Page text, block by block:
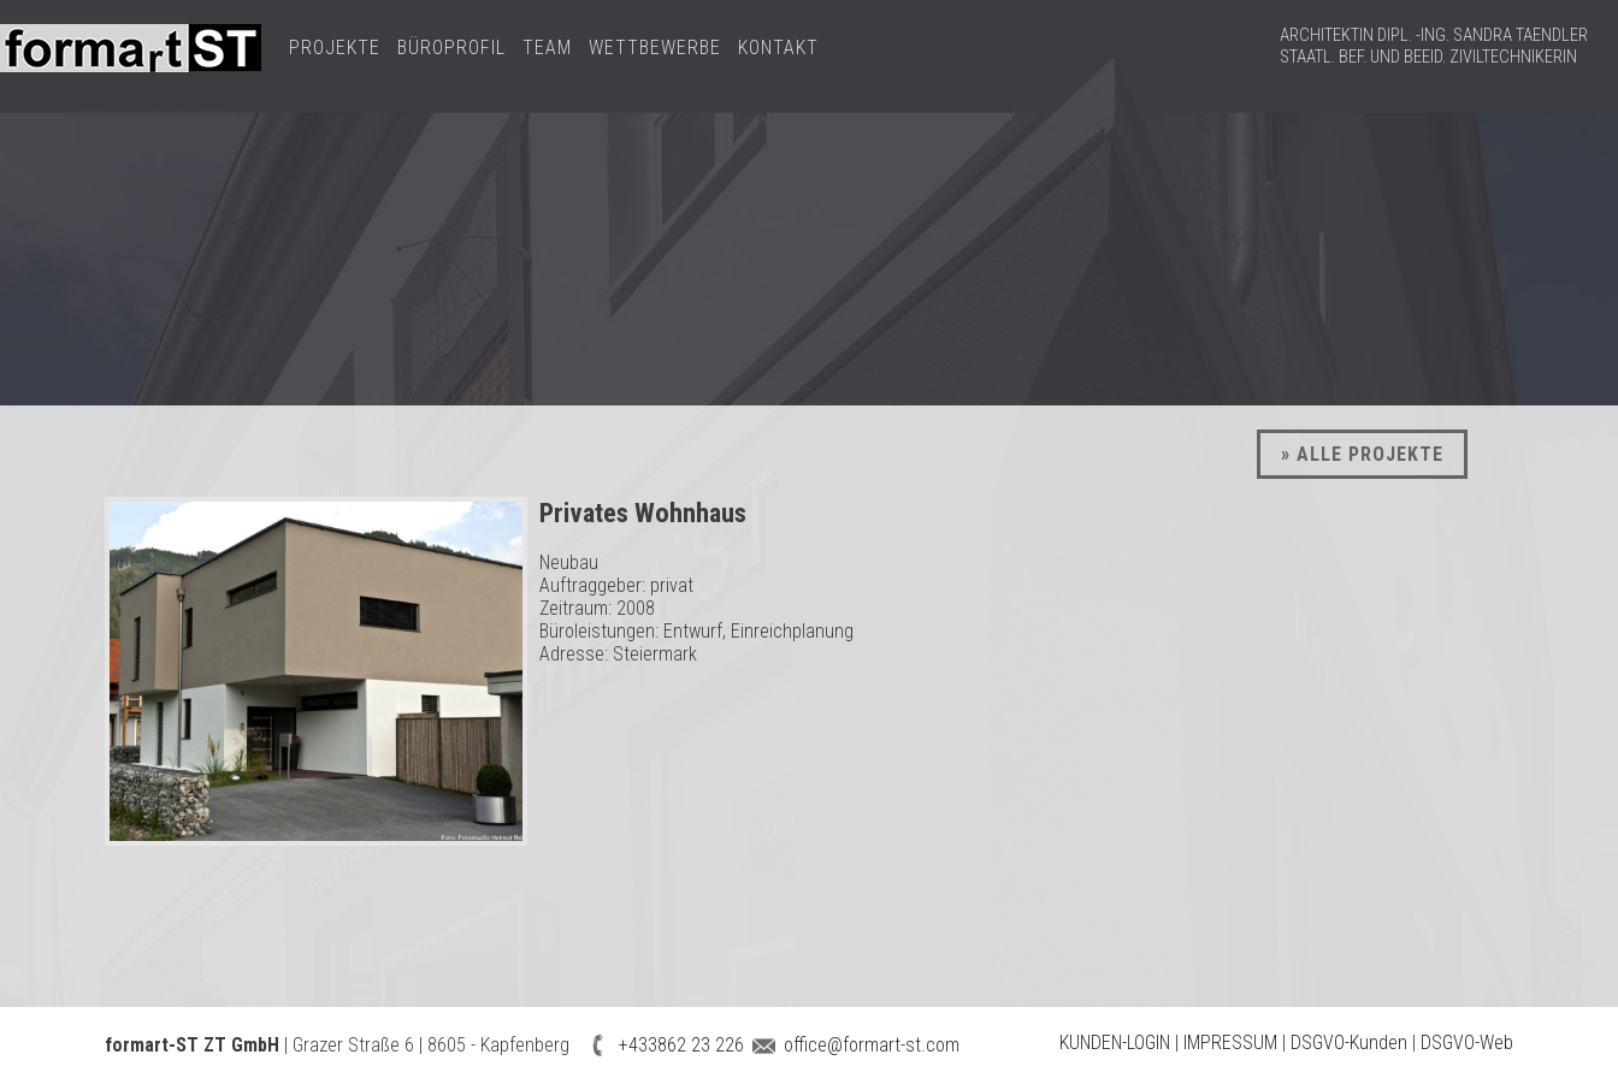
PROJEKTE BÜROPROFIL TEAM WETTBEWERBE KONTAKT
ARCHITEKTIN DIPL. -ING. SANDRA TAENDLER
STAATL. BEF. UND BEEID. ZIVILTECHNIKERIN
» ALLE PROJEKTE
Privates Wohnhaus
Neubau
Auftraggeber: privat
Zeitraum: 2008
Büroleistungen: Entwurf, Einreichplanung
Adresse: Steiermark
formart-ST ZT GmbH | Grazer Straße 6 | 8605 - Kapfenberg +433862 23 226 office@formart-st.com KUNDEN-LOGIN IMPRESSUM DSGVO-Kunden DSGVO-Web